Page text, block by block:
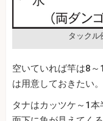
タックル
空いていれば竿は8
は用意しておきたい。
タナはカッツケ～1